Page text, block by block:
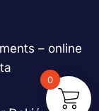
– online
0